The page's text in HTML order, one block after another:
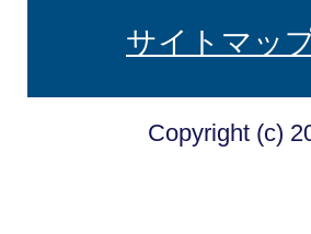
サイトマッ
Copyright (c)